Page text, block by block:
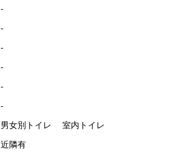
-
-
-
-
-
-
男女別トイレ 室内トイレ
近隣有